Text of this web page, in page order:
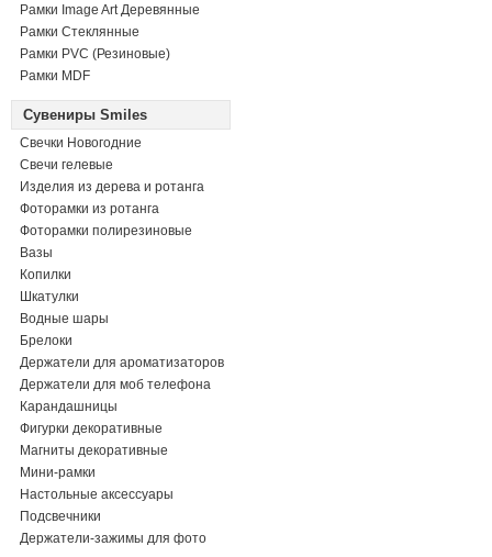
Рамки Image Art Деревянные
Рамки Стеклянные
Рамки PVC (Резиновые)
Рамки MDF
Сувениры Smiles
Свечки Новогодние
Свечи гелевые
Изделия из дерева и ротанга
Фоторамки из ротанга
Фоторамки полирезиновые
Вазы
Копилки
Шкатулки
Водные шары
Брелоки
Держатели для ароматизаторов
Держатели для моб телефона
Карандашницы
Фигурки декоративные
Магниты декоративные
Мини-рамки
Настольные аксессуары
Подсвечники
Держатели-зажимы для фото